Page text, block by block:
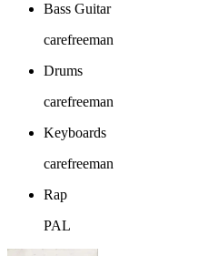
Bass Guitar
carefreeman
Drums
carefreeman
Keyboards
carefreeman
Rap
PAL